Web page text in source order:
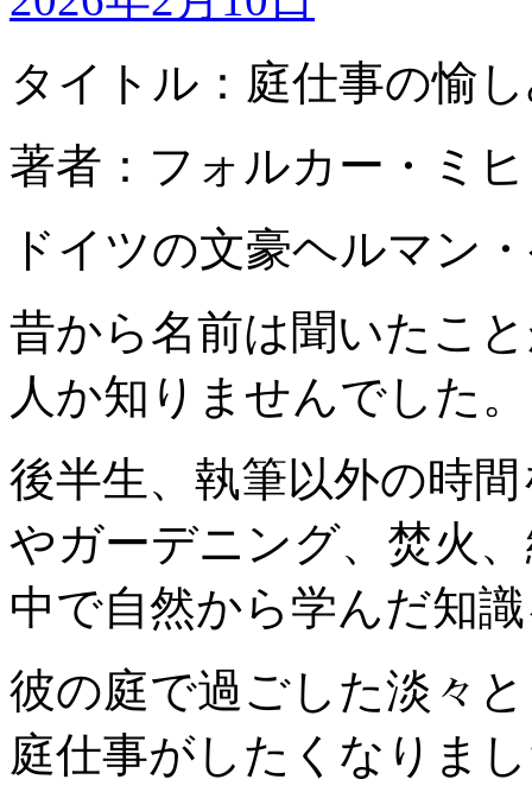
タイトル：庭仕事の愉
著者：フォルカー・ミ
ドイツの文豪ヘルマン
昔から名前は聞いたこ
人か知りませんでした。
後半生、執筆以外の時
やガーデニング、焚火
中で自然から学んだ知
彼の庭で過ごした淡々
庭仕事がしたくなりま